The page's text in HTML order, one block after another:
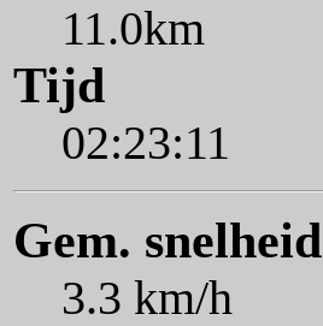
11.0km
Tijd
02:23:11
Gem. snelheid
3.3 km/h